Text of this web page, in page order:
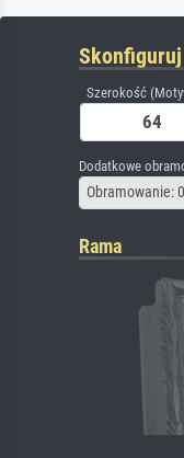
Szerokość
Dodatkowe
Obramowanie:
Rama